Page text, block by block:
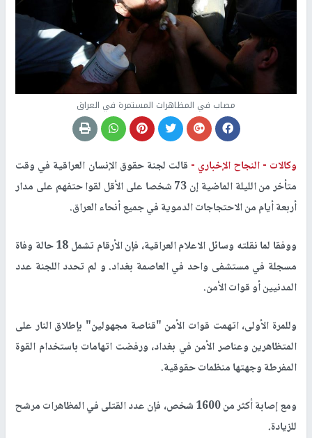
مصاب في المظاهرات المستمرة في العراق
وكالات -النجاح الإخباري - قالت لجنة حقوق الإنسان العراقية في وقت
متأخر من الليلة الماضية إن 73 شخصا على الأقل لقوا حتفهم على مدار
أربعة أيام من الاحتجاجات الدموية في جميع أنحاء العراق.
ووفقا لما نقلته وسائل الاعلام العراقية، فإن الأرقام تشمل 18 حالة وفاة
مسجلة في مستشفى واحد في العاصمة بغداد. و لم تحدد اللجنة عدد
المدنيين أو قوات الأمن.
وللمرة الأولى، اتهمت قوات الأمن "قناصة مجهولين" بإطلاق النار على
المتظاهرين وعناصر الأمن في بغداد، ورفضت اتهامات باستخدام القوة
المفرطة وجهتها منظمات حقوقية.
ومع إصابة أكثر من 1600 شخص، فإن عدد القتلى في المظاهرات مرشح
للزيادة.